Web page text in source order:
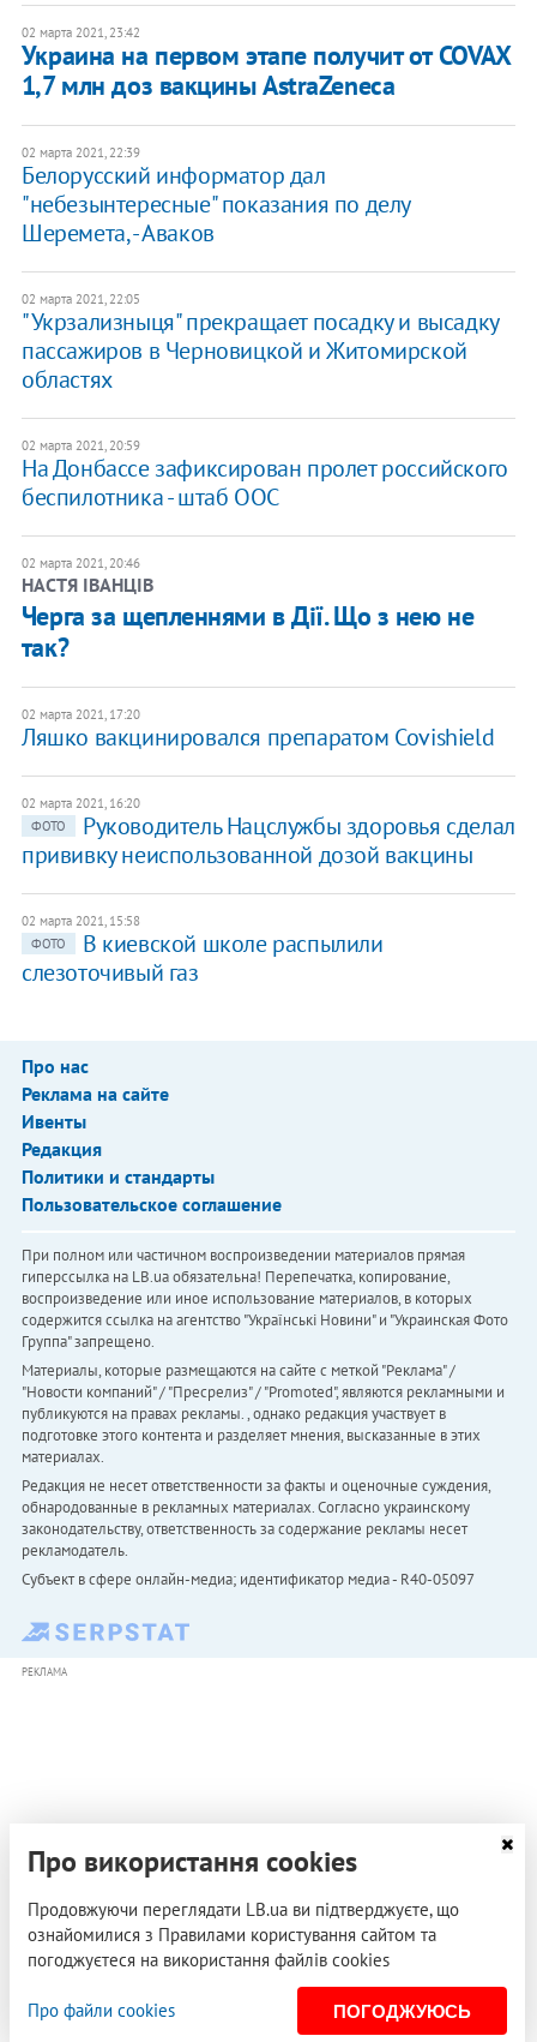
02 марта 2021, 23:42
Украина на первом этапе получит от COVAX
1,7 млн доз вакцины AstraZeneca
02 марта 2021, 22:39
Белорусский информатор дал
"небезынтересные" показания по делу
Шеремета, - Аваков
02 марта 2021, 22:05
"Укрзализныця" прекращает посадку и высадку
пассажиров в Черновицкой и Житомирской
областях
02 марта 2021, 20:59
На Донбассе зафиксирован пролет российского
беспилотника - штаб ООС
02 марта 2021, 20:46
НАСТЯ ІВАНЦІВ
Черга за щепленнями в Дії. Що з нею не
так?
02 марта 2021, 17:20
Ляшко вакцинировался препаратом Covishield
02 марта 2021, 16:20
ФОТО
Руководитель Нацслужбы здоровья сделал
прививку неиспользованной дозой вакцины
02 марта 2021, 15:58
ФОТО
В киевской школе распылили
слезоточивый газ
Про нас
Реклама на сайте
Ивенты
Редакция
Политики и стандарты
Пользовательское соглашение
При полном или частичном воспроизведении материалов прямая
гиперссылка на LB.ua обязательна! Перепечатка, копирование,
воспроизведение или иное использование материалов, в которых
содержится ссылка на агентство "Українськi Новини" и "Украинская Фото
Группа" запрещено.
Материалы, которые размещаются на сайте с меткой "Реклама" /
"Новости компаний" / "Пресрелиз" / "Promoted", являются рекламными и
публикуются на правах рекламы. , однако редакция участвует в
подготовке этого контента и разделяет мнения, высказанные в этих
материалах.
Редакция не несет ответственности за факты и оценочные суждения,
обнародованные в рекламных материалах. Согласно украинскому
законодательству, ответственность за содержание рекламы несет
рекламодатель.
Субъект в сфере онлайн-медиа; идентификатор медиа - R40-05097
РЕКЛАМА
Про використання cookies
Продовжуючи переглядати LB.ua ви підтверджуєте, що
ознайомилися з Правилами користування сайтом та
погоджуєтеся на використання файлів cookies
Про файли cookies ПОГОДЖУЮСЬ